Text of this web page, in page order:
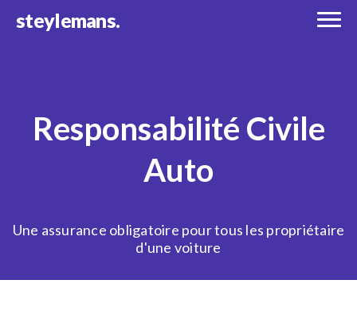
steylemans.
Responsabilité Civile
Auto
Une assurance obligatoire pour tous les propriétaire
d'une voiture